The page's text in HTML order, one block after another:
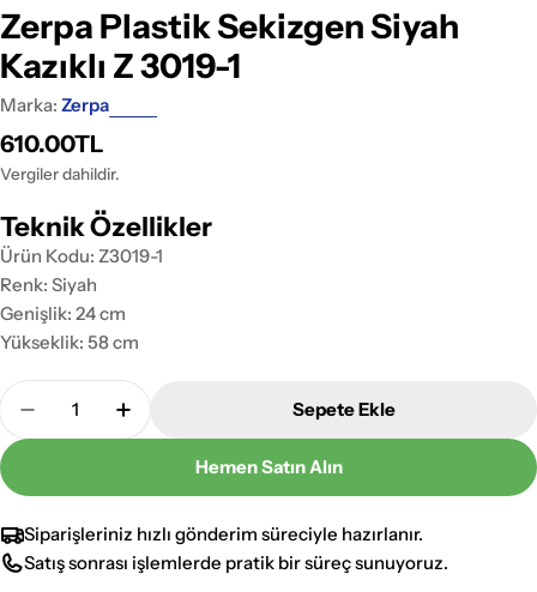
Zerpa Plastik Sekizgen Siyah
Kazıklı Z 3019-1
Marka: Zerpa
Normal
fiyat
610.00TL
Vergiler dahildir.
Teknik Özellikler
Ürün Kodu: Z3019-1
Renk: Siyah
Genişlik: 24 cm
Yükseklik: 58 cm
Adet
Zerpa Plastik Sekizgen Siyah Kazıklı Z 3019-1
Zerpa Plastik Sekizgen Siyah Kazıklı Z
Sepete Ekle
Hemen Satın Alın
Siparişleriniz hızlı gönderim süreciyle hazırlanır.
Satış sonrası işlemlerde pratik bir süreç sunuyoruz.